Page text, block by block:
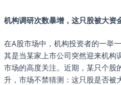
机构调研次数暴增，这只股被大资
在A股市场中，机构投资者的一举
其是当某家上市公司突然迎来机构
市场的高度关注。近期，某只个股
升，市场不禁猜测：这只股是否被